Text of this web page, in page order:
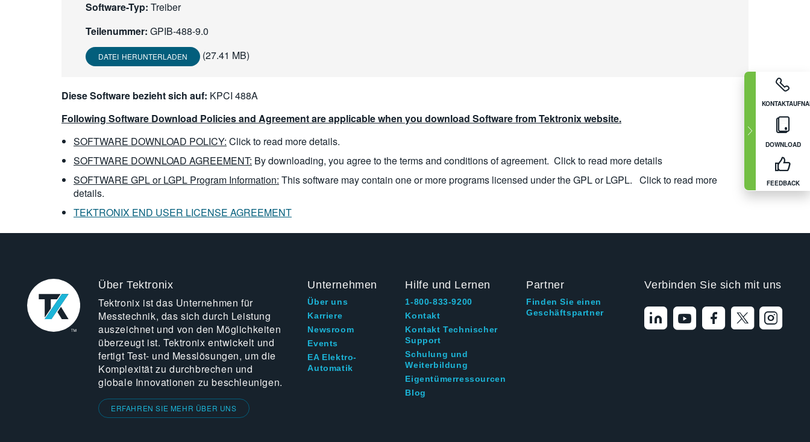
DOWNLOAD
FEEDBACK
Software-Typ: Treiber
Teilenummer: GPIB-488-9.0
DATEI HERUNTERLADEN (27.41 MB)
Diese Software bezieht sich auf: KPCI 488A
Following Software Download Policies and Agreement are applicable when you download Software from Tektronix website.
SOFTWARE DOWNLOAD POLICY: Click to read more details.
SOFTWARE DOWNLOAD AGREEMENT: By downloading, you agree to the terms and conditions of agreement. Click to read more details
SOFTWARE GPL or LGPL Program Information: This software may contain one or more programs licensed under the GPL or LGPL. Click to read more
details.
TEKTRONIX END USER LICENSE AGREEMENT
Über Tektronix
Tektronix ist das Unternehmen für
Messtechnik, das sich durch Leistung
auszeichnet und von den Möglichkeiten
überzeugt ist. Tektronix entwickelt und
fertigt Test- und Messlösungen, um die
Komplexität zu durchbrechen und
globale Innovationen zu beschleunigen.
ERFAHREN SIE MEHR ÜBER UNS
Unternehmen
Über uns
Karriere
Newsroom
Events
EA Elektro-
Automatik
Hilfe und Lernen
1-800-833-9200
Kontakt
Kontakt Technischer
Support
Schulung und
Weiterbildung
Eigentümerressourcen
Blog
Partner
Finden Sie einen
Geschäftspartner
Verbinden Sie sich mit uns